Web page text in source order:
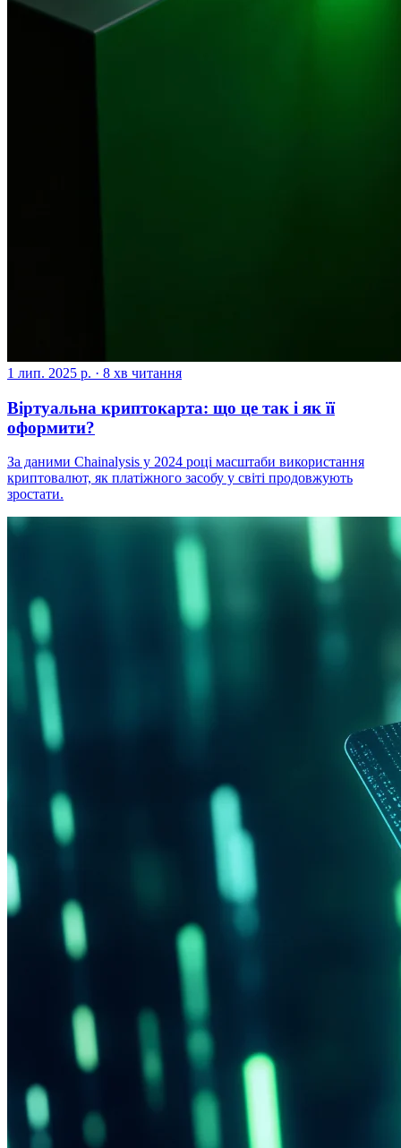
1 лип. 2025 р. · 8 хв читання
Віртуальна криптокарта: що це так і як її
оформити?
За даними Chainalysis у 2024 році масштаби використання
криптовалют, як платіжного засобу у світі продовжують
зростати.